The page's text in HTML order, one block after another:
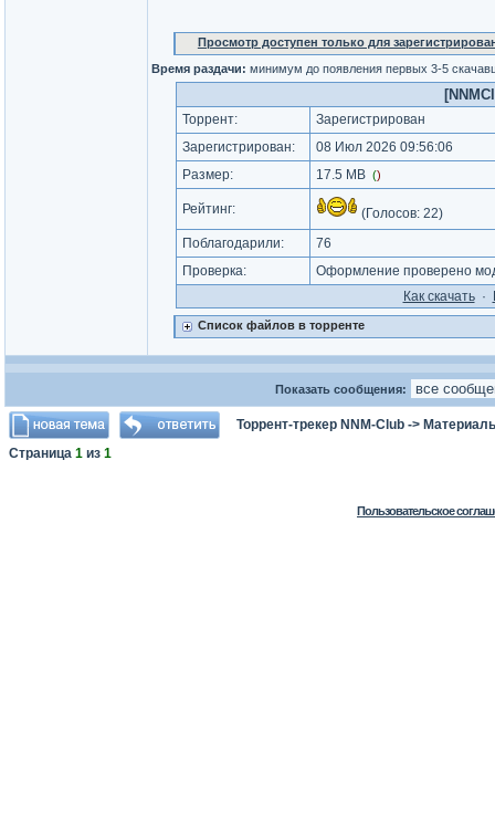
Просмотр доступен только для
Время раздачи: минимум до появления первых 3-5
Торрент:
Зарегистрирован
Зарегистрирован:
08 Июл 2026 09:56:06
Размер:
17.5 MB ()
Рейтинг: (Голосов: 22)
Поблагодарили:
76
Проверка:
Оформление проверено
Как cкачать·
Список файлов в торренте
Показать сообщения:
Торрент-трекер NNM-Club ->
Страница 1 из 1
Пользовательское